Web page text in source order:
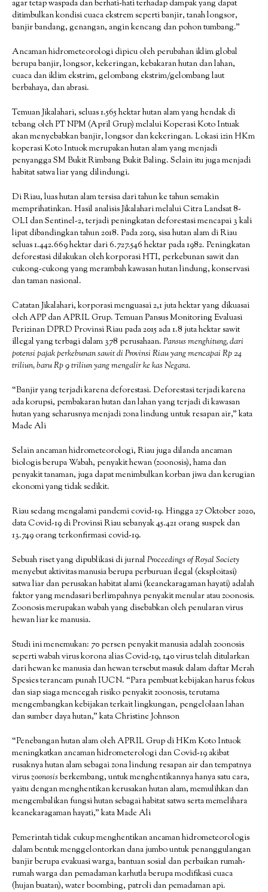
agar tetap waspada dan berhati-hati terhadap dampak yang dapat
ditimbulkan kondisi cuaca ekstrem seperti banjir, tanah longsor,
banjir bandang, genangan, angin kencang dan pohon tumbang.”
Ancaman hidrometeorologi dipicu oleh perubahan iklim global
berupa banjir, longsor, kekeringan, kebakaran hutan dan lahan,
cuaca dan iklim ekstrim, gelombang ekstrim/gelombang laut
berbahaya, dan abrasi.
Temuan Jikalahari, seluas 1.565 hektar hutan alam yang hendak di
tebang oleh PT NPM (April Grup) melalui Koperasi Koto Intuak
akan menyebabkan banjir, longsor dan kekeringan. Lokasi izin HKm
koperasi Koto Intuok merupakan hutan alam yang menjadi
penyangga SM Bukit Rimbang Bukit Baling. Selain itu juga menjadi
habitat satwa liar yang dilindungi.
Di Riau, luas hutan alam tersisa dari tahun ke tahun semakin
memprihatinkan. Hasil analisis Jikalahari melalui Citra Landsat 8-
OLI dan Sentinel-2, terjadi peningkatan deforestasi mencapai 3 kali
lipat dibandingkan tahun 2018. Pada 2019, sisa hutan alam di Riau
seluas 1.442.669 hektar dari 6.727.546 hektar pada 1982. Peningkatan
deforestasi dilakukan oleh korporasi HTI, perkebunan sawit dan
cukong-cukong yang merambah kawasan hutan lindung, konservasi
dan taman nasional.
Catatan Jikalahari, korporasi menguasai 2,1 juta hektar yang dikuasai
oleh APP dan APRIL Grup. Temuan Pansus Monitoring Evaluasi
Perizinan DPRD Provinsi Riau pada 2015 ada 1.8 juta hektar sawit
illegal yang terbagi dalam 378 perusahaan. Pansus menghitung, dari
potensi pajak perkebunan sawit di Provinsi Riau yang mencapai Rp 24
triliun, baru Rp 9 triliun yang mengalir ke kas Negara.
“Banjir yang terjadi karena deforestasi. Deforestasi terjadi karena
ada korupsi, pembakaran hutan dan lahan yang terjadi di kawasan
hutan yang seharusnya menjadi zona lindung untuk resapan air,” kata
Made Ali
Selain ancaman hidrometeorologi, Riau juga dilanda ancaman
biologis berupa Wabah, penyakit hewan (zoonosis), hama dan
penyakit tanaman, juga dapat menimbulkan korban jiwa dan kerugian
ekonomi yang tidak sedikit.
Riau sedang mengalami pandemi covid-19. Hingga 27 Oktober 2020,
data Covid-19 di Provinsi Riau sebanyak 45.421 orang suspek dan
13.749 orang terkonfirmasi covid-19.
Sebuah riset yang dipublikasi di jurnal Proceedings of Royal Society
menyebut aktivitas manusia berupa perburuan ilegal (eksploitasi)
satwa liar dan perusakan habitat alami (keanekaragaman hayati) adalah
faktor yang mendasari berlimpahnya penyakit menular atau zoonosis.
Zoonosis merupakan wabah yang disebabkan oleh penularan virus
hewan liar ke manusia.
Studi ini menemukan: 70 persen penyakit manusia adalah zoonosis
seperti wabah virus korona alias Covid-19, 140 virus telah ditularkan
dari hewan ke manusia dan hewan tersebut masuk dalam daftar Merah
Spesies terancam punah IUCN. “Para pembuat kebijakan harus fokus
dan siap siaga mencegah risiko penyakit zoonosis, terutama
mengembangkan kebijakan terkait lingkungan, pengelolaan lahan
dan sumber daya hutan,” kata Christine Johnson
“Penebangan hutan alam oleh APRIL Grup di HKm Koto Intuok
meningkatkan ancaman hidrometerologi dan Covid-19 akibat
rusaknya hutan alam sebagai zona lindung resapan air dan tempatnya
viruszoonosisberkembang, untuk menghentikannya hanya satu cara,
yaitu dengan menghentikan kerusakan hutan alam, memulihkan dan
mengembalikan fungsi hutan sebagai habitat satwa serta memelihara
keanekaragaman hayati,” kata Made Ali
Pemerintah tidak cukup menghentikan ancaman hidrometeorologis
dalam bentuk menggelontorkan dana jumbo untuk penanggulangan
banjir berupa evakuasi warga, bantuan sosial dan perbaikan rumah-
rumah warga dan pemadaman karhutla berupa modifikasi cuaca
(hujan buatan), water boombing, patroli dan pemadaman api.